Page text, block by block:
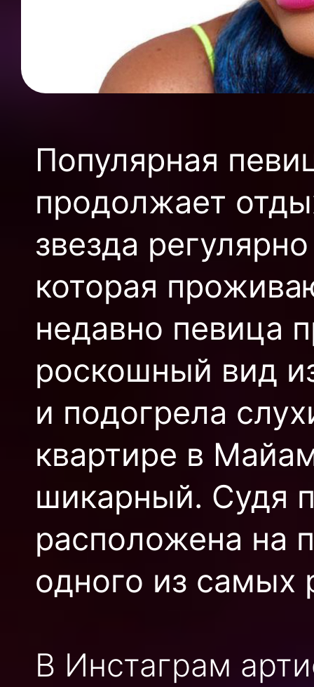
Популярная
продолжает
звезда
которая
недавно певица
роскошный вид
и подогрела
квартире в
шикарный. Судя
расположена на
одного из самых
В Инстаграм